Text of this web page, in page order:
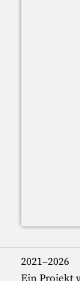
2021–2026
Ein Projekt